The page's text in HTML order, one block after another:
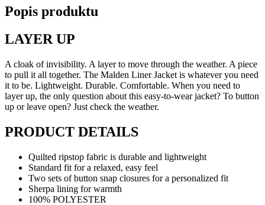
Popis produktu
LAYER UP
A cloak of invisibility. A layer to move through the weather. A piece
to pull it all together. The Malden Liner Jacket is whatever you need
it to be. Lightweight. Durable. Comfortable. When you need to
layer up, the only question about this easy-to-wear jacket? To button
up or leave open? Just check the weather.
PRODUCT DETAILS
Quilted ripstop fabric is durable and lightweight
Standard fit for a relaxed, easy feel
Two sets of button snap closures for a personalized fit
Sherpa lining for warmth
100% POLYESTER